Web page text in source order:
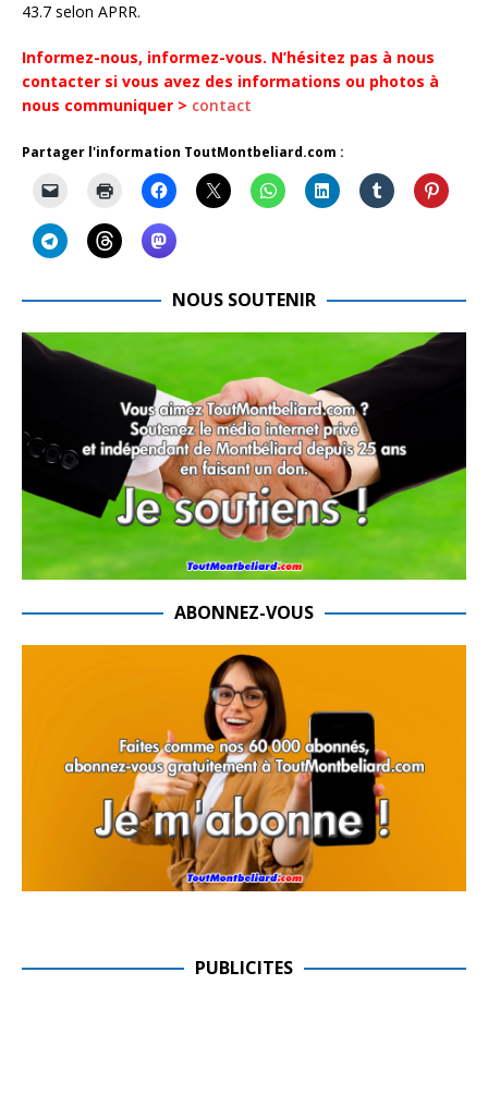
43.7 selon APRR.
Informez-nous, informez-vous. N’hésitez pas à nous
contacter si vous avez des informations ou photos à
nous communiquer > contact
Partager l'information ToutMontbeliard.com :
NOUS SOUTENIR
ABONNEZ-VOUS
PUBLICITES